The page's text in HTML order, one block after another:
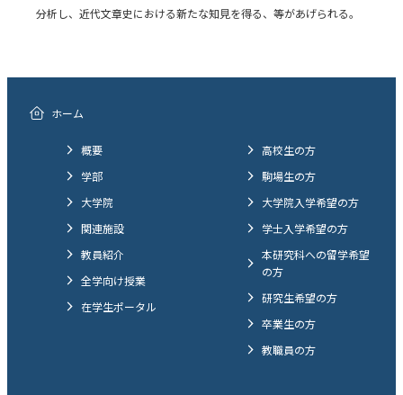
分析し、近代文章史における新たな知見を得る、等があげられる。
ホーム
概要
学部
大学院
関連施設
教員紹介
全学向け授業
在学生ポータル
高校生の方
駒場生の方
大学院入学希望の方
学士入学希望の方
本研究科への留学希望
の方
研究生希望の方
卒業生の方
教職員の方